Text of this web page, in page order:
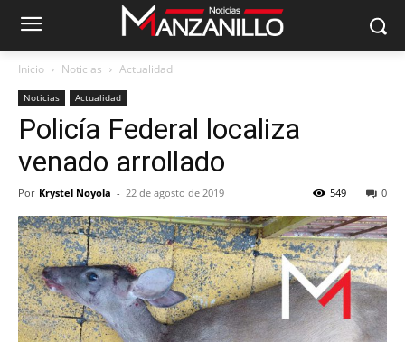
Inicio Noticias Actualidad
Noticias Actualidad
Policía Federal localiza
venado arrollado
Por Krystel Noyola - 22 de agosto de 2019 0
549